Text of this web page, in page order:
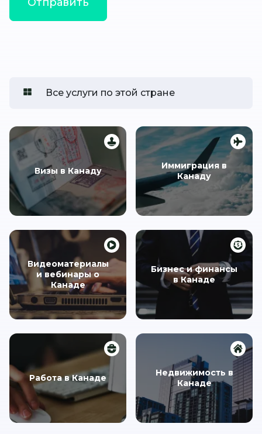
Все услуги по этой стране
Визы в Канаду
Иммиграция в
Канаду
Видеоматериалы
и вебинары о
Канаде
Бизнес и финансы
в Канаде
Работа в Канаде
Недвижимость в
Канаде